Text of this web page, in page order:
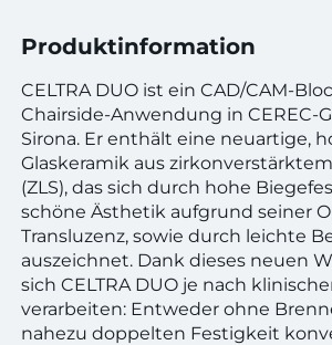
Produktinformation
CELTRA DUO ist ein CAD/CAM-
Chairside-Anwendung in CEREC-
Sirona. Er enthält eine neuartige,
Glaskeramik aus
(ZLS), das sich durch hohe
schöne Ästhetik aufgrund seiner
Transluzenz, sowie durch leichte
auszeichnet. Dank dieses neuen
sich CELTRA DUO je nach
verarbeiten: Entweder ohne
nahezu doppelten Festigkeit